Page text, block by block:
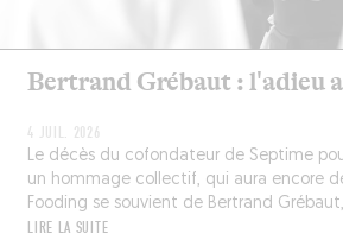
Bertrand Grébaut : l'adieu
4 JUIL. 2026
Le décès du cofondateur de Septime
un hommage collectif, qui aura encore
Fooding se souvient de Bertrand
LIRE LA SUITE